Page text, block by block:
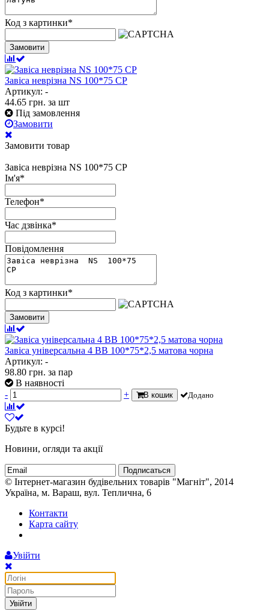
Код з картинки*
Замовити
Завіса неврізна NS 100*75 СР
Артикул: -
44.65 грн. за шт
Під замовлення
Замовити
Замовити товар
Завіса неврізна NS 100*75 СР
Ім'я*
Телефон*
Час дзвінка*
Повідомлення
Код з картинки*
Замовити
Завіса універсальна 4 ВВ 100*75*2,5 матова чорна
Артикул: -
98.80 грн. за пар
В наявності
-
+ В кошик Додано
Будьте в курсі!
Новини, огляди та акції
Подписаться
© Інтернет-магазин будівельних товарів "Магніт", 2014
Україна, м. Вараш, вул. Теплична, 6
Контакти
Карта сайту
Увійти
Увійти